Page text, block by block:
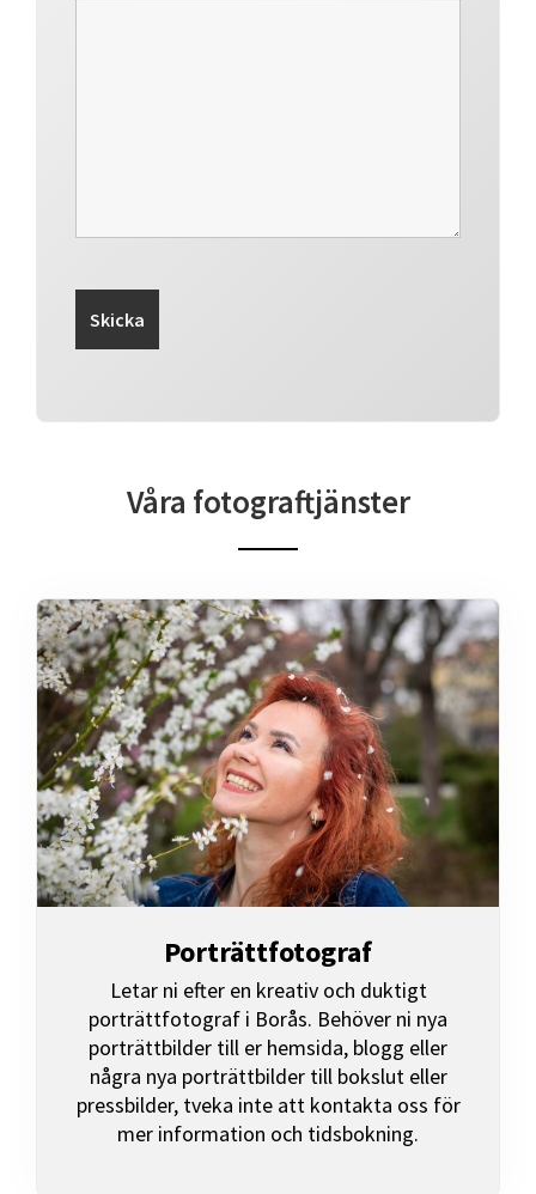
Våra fotograftjänster
Porträttfotograf
Letar ni efter en kreativ och duktigt
porträttfotograf i Borås. Behöver ni nya
porträttbilder till er hemsida, blogg eller
några nya porträttbilder till bokslut eller
pressbilder, tveka inte att kontakta oss för
mer information och tidsbokning.